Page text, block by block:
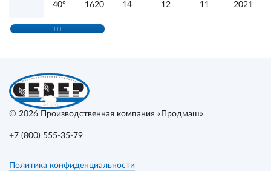
40° 1620 14 12 11 2021
© 2026 Производственная компания «Продмаш»
+7 (800) 555-35-79
Политика конфиденциальности